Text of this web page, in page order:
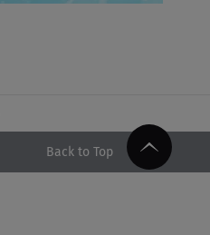
Back to Top